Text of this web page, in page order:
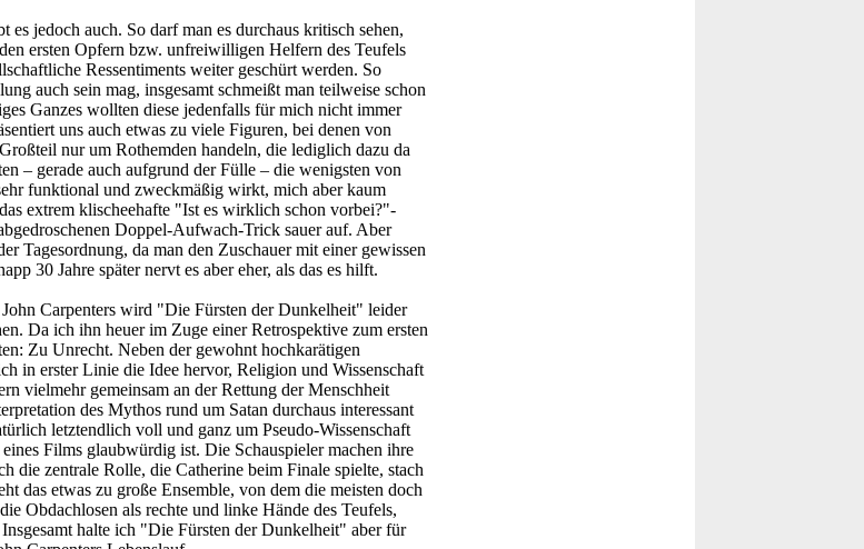
jedoch auch. So darf man es durchaus kritisch sehen,
ersten Opfern bzw. unfreiwilligen Helfern des Teufels
Ressentiments weiter geschürt werden. So
auch sein mag, insgesamt schmeißt man teilweise schon
Ganzes wollten diese jedenfalls für mich nicht immer
uns auch etwas zu viele Figuren, bei denen von
nur um Rothemden handeln, die lediglich dazu da
– gerade auch aufgrund der Fülle – die wenigsten von
funktional und zweckmäßig wirkt, mich aber kaum
extrem klischeehafte "Ist es wirklich schon vorbei?"-
Doppel-Aufwach-Trick sauer auf. Aber
Tagesordnung, da man den Zuschauer mit einer gewissen
30 Jahre später nervt es aber eher, als das es hilft.
Carpenters wird "Die Fürsten der Dunkelheit" leider
Da ich ihn heuer im Zuge einer Retrospektive zum ersten
Zu Unrecht. Neben der gewohnt hochkarätigen
in erster Linie die Idee hervor, Religion und Wissenschaft
vielmehr gemeinsam an der Rettung der Menschheit
des Mythos rund um Satan durchaus interessant
letztendlich voll und ganz um Pseudo-Wissenschaft
Films glaubwürdig ist. Die Schauspieler machen ihre
die zentrale Rolle, die Catherine beim Finale spielte, stach
das etwas zu große Ensemble, von dem die meisten doch
Obdachlosen als rechte und linke Hände des Teufels,
halte ich "Die Fürsten der Dunkelheit" aber für